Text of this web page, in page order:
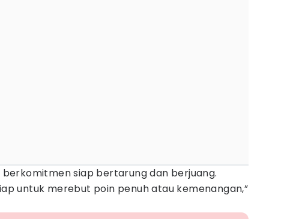
berkomitmen siap bertarung dan berjuang.
untuk merebut poin penuh atau kemenangan,”